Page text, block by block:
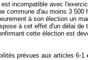
incompatible avec
commune d'au moins 3 500
à son élection un
à cet effet d'un délai
cette élection est
prévues aux articles 6-